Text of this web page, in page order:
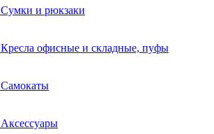
Сумки и рюкзаки
Кресла офисные и складные, пуфы
Самокаты
Аксессуары